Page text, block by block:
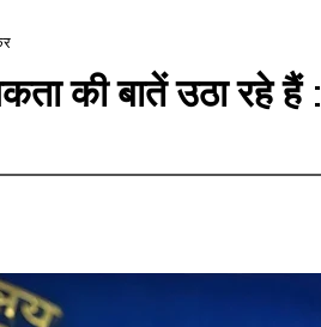
की बातें उठा रहे हैं :